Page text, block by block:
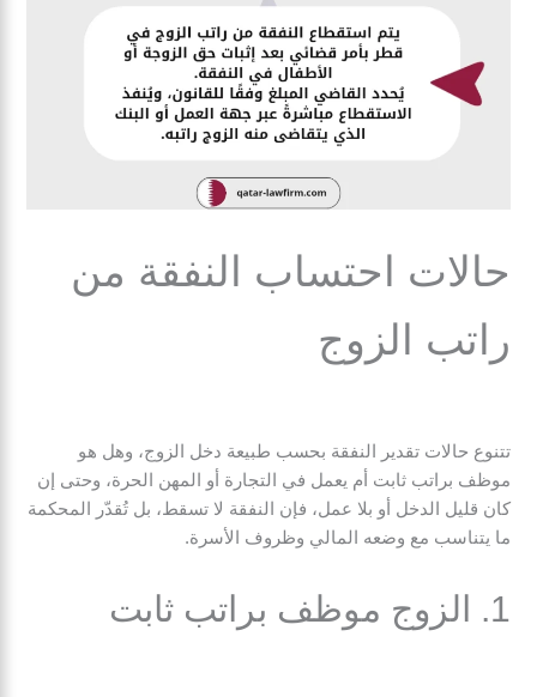
حالات احتساب النفقة من
راتب الزوج
تتنوع حالات تقدير النفقة بحسب طبيعة دخل الزوج، وهل هو
موظف براتب ثابت أم يعمل في التجارة أو المهن الحرة، وحتى إن
كان قليل الدخل أو بلا عمل، فإن النفقة لا تسقط، بل تُقدّر المحكمة
ما يتناسب مع وضعه المالي وظروف الأسرة.
1. الزوج موظف براتب ثابت